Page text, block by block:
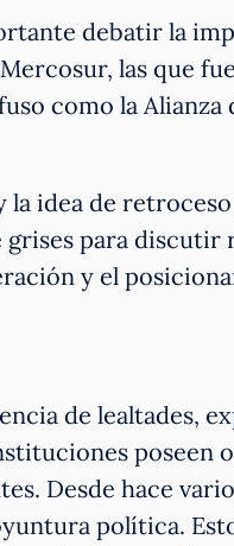
debatir la
las que
como la Alianza
la idea de
para discutir
y el
de lealtades,
poseen
Desde hace
política.